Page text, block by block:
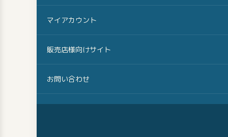
マイアカウント
販売店様向けサイト
お問い合わせ